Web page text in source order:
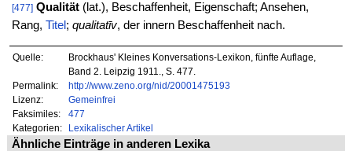
[477] Qualität(lat.), Beschaffenheit, Eigenschaft; Ansehen,
Rang, Titel ; qualitatīv, der innern Beschaffenheit nach.
Quelle:
Brockhaus' Kleines Konversations-Lexikon, fünfte Auflage,
Band 2. Leipzig 1911., S. 477.
Permalink:
http://www.zeno.org/nid/20001475193
Lizenz:
Gemeinfrei
Faksimiles:
477
Kategorien:
Lexikalischer Artikel
Ähnliche Einträge in anderen Lexika